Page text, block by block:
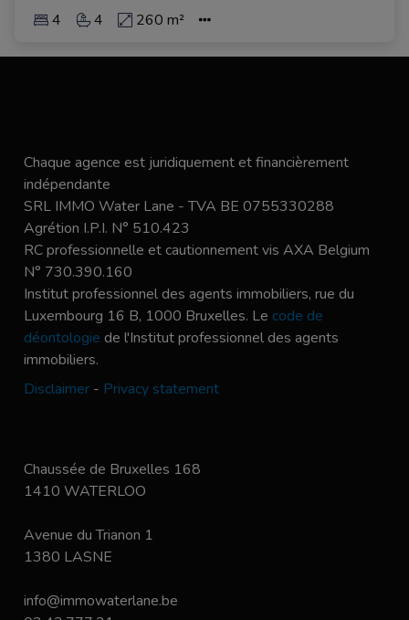
4 4 260 m²
Chaque agence est juridiquement et financièrement
indépendante
SRL IMMO Water Lane - TVA BE 0755330288
Agrétion I.P.I. N° 510.423
RC professionnelle et cautionnement vis AXA Belgium
N° 730.390.160
Institut professionnel des agents immobiliers, rue du
Luxembourg 16 B, 1000 Bruxelles. Le code de
déontologie de l'Institut professionnel des agents
immobiliers.
Disclaimer - Privacy statement
Chaussée de Bruxelles 168
1410 WATERLOO
Avenue du Trianon 1
1380 LASNE
info@immowaterlane.be